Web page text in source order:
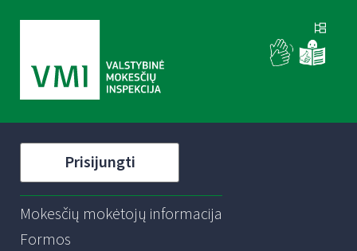
Prisijungti
Mokesčių mokėtojų informacija
Formos